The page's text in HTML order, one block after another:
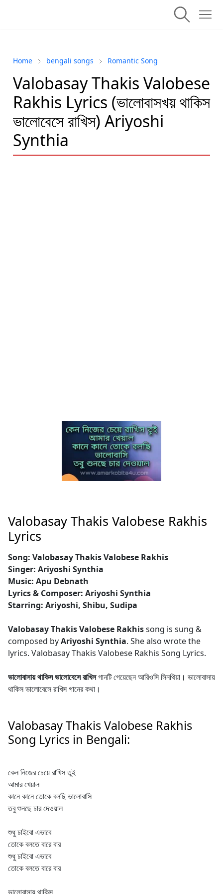
Home bengali songs Romantic Song
Valobasay Thakis Valobese
Rakhis Lyrics (ভালোবাসখয় থাকিস
ভালোবেসে রাখিস) Ariyoshi
Synthia
Valobasay Thakis Valobese Rakhis
Lyrics
Song: Valobasay Thakis Valobese Rakhis
Singer: Ariyoshi Synthia
Music: Apu Debnath
Lyrics & Composer: Ariyoshi Synthia
Starring: Ariyoshi, Shibu, Sudipa
Valobasay Thakis Valobese Rakhissong is sung &
composed byAriyoshi Synthia. She also wrote the
lyrics. Valobasay Thakis Valobese Rakhis Song Lyrics.
ভালোবাসায় থাকিস ভালোবেসে রাখিসগানটি গেয়েছেন আরিওসি সিনথিয়া। ভালোবাসায়
থাকিস ভালোবেসে রাখিস গানের কথা।
Valobasay Thakis Valobese Rakhis
Song Lyrics in Bengali:
কেন নিজের চেয়ে রাখিস তুই
আমার খেয়াল
কানে কানে তোকে বলছি ভালোবাসি
তবু শুনছে চার দেওয়াল
শুধু চাইবো এভাবে
তোকে বলতে বারে বার
শুধু চাইবো এভাবে
তোকে বলতে বারে বার